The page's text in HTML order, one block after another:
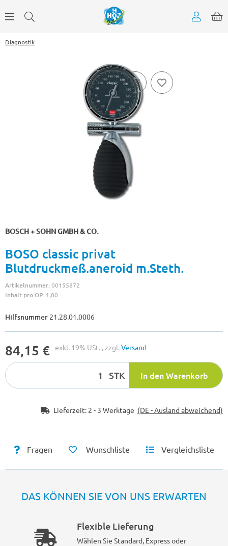
Diagnostik
BOSCH + SOHN GMBH & CO.
BOSO classic privat
Blutdruckmeß.aneroid m.Steth.
Artikelnummer:00155872
Inhalt pro OP: 1,00
Hilfsnummer 21.28.01.0006
84,15 € exkl. 19% USt. , zzgl.Versand
STK In den Warenkorb
Lieferzeit: 2 - 3 Werktage (DE - Ausland abweichend)
Fragen Wunschliste Vergleichsliste
DAS KÖNNEN SIE VON UNS ERWARTEN
Flexible Lieferung
Wählen Sie Standard, Express oder